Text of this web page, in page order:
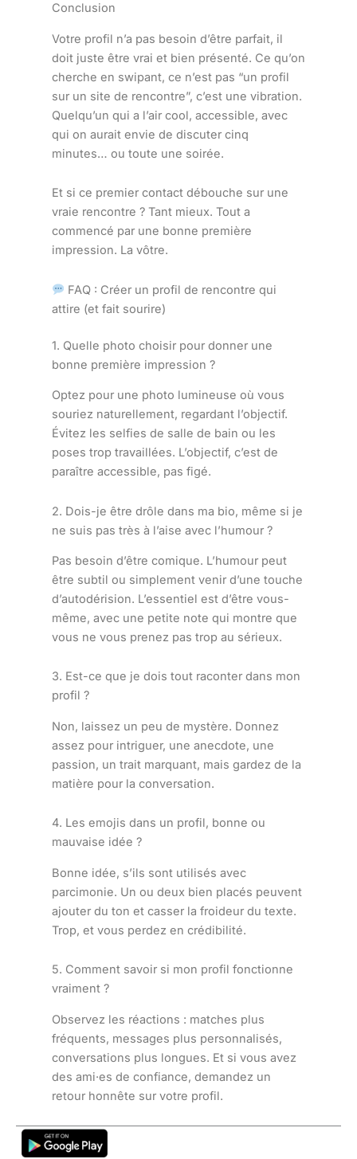
Conclusion
Votre profil n’a pas besoin d’être parfait, il
doit juste être vrai et bien présenté. Ce qu’on
cherche en swipant, ce n’est pas “un profil
sur un site de rencontre”, c’est une vibration.
Quelqu’un qui a l’air cool, accessible, avec
qui on aurait envie de discuter cinq
minutes… ou toute une soirée.
Et si ce premier contact débouche sur une
vraie rencontre ? Tant mieux. Tout a
commencé par une bonne première
impression. La vôtre.
FAQ : Créer un profil de rencontre qui
attire (et fait sourire)
1. Quelle photo choisir pour donner une
bonne première impression ?
Optez pour une photo lumineuse où vous
souriez naturellement, regardant l’objectif.
Évitez les selfies de salle de bain ou les
poses trop travaillées. L’objectif, c’est de
paraître accessible, pas figé.
2. Dois-je être drôle dans ma bio, même si je
ne suis pas très à l’aise avec l’humour ?
Pas besoin d’être comique. L’humour peut
être subtil ou simplement venir d’une touche
d’autodérision. L’essentiel est d’être vous-
même, avec une petite note qui montre que
vous ne vous prenez pas trop au sérieux.
3. Est-ce que je dois tout raconter dans mon
profil ?
Non, laissez un peu de mystère. Donnez
assez pour intriguer, une anecdote, une
passion, un trait marquant, mais gardez de la
matière pour la conversation.
4. Les emojis dans un profil, bonne ou
mauvaise idée ?
Bonne idée, s’ils sont utilisés avec
parcimonie. Un ou deux bien placés peuvent
ajouter du ton et casser la froideur du texte.
Trop, et vous perdez en crédibilité.
5. Comment savoir si mon profil fonctionne
vraiment ?
Observez les réactions : matches plus
fréquents, messages plus personnalisés,
conversations plus longues. Et si vous avez
des ami·es de confiance, demandez un
retour honnête sur votre profil.